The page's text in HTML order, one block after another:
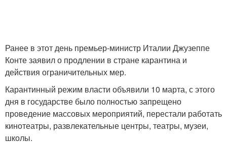
Ранее в этот день премьер-министр Италии Джузеппе
Конте заявил о продлении в стране карантина и
действия ограничительных мер.
Карантинный режим власти объявили 10 марта, с этого
дня в государстве было полностью запрещено
проведение массовых мероприятий, перестали работать
кинотеатры, развлекательные центры, театры, музеи,
школы.